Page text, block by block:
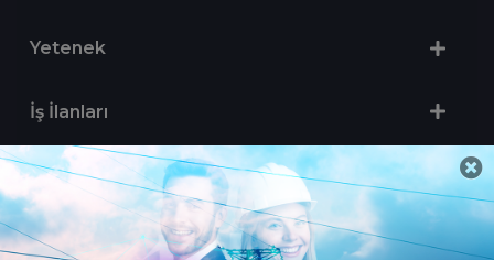
Yetenek
İş İlanları
Sertifika Programları
Yetenek Testleri